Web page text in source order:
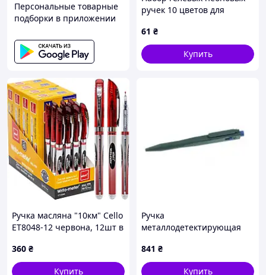
Персональные товарные
подборки в приложении
ручек 10 цветов для
комплект для творчества и
заметок
61 ₴
Купить
Ручка масляна "10км" Cello
ET8048-12 червона, 12шт в
360 ₴
Купить
Ручка
металлодетектирующая
корпус синяя паста P0405-
5-2 - 5 шт. Код/Артикул
841 ₴
Купить